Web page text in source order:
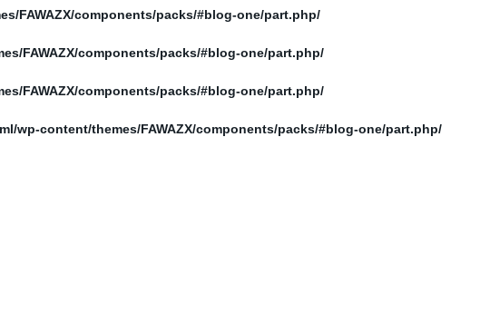
/home/elnosoor/public_html/wp-content/themes/FAWAZX/components/packs/#blog-one/part.php
/home/elnosoor/public_html/wp-content/themes/FAWAZX/components/packs/#blog-one/part.php
/home/elnosoor/public_html/wp-content/themes/FAWAZX/components/packs/#blog-one/part.php
/home/elnosoor/public_html/wp-content/themes/FAWAZX/components/packs/#blog-one/part.php